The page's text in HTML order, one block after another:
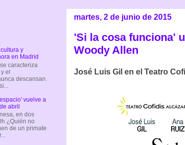
martes, 2 de junio de 2015
'Si la cosa funciona'
Woody Allen
José Luis Gil en el Teatro
y
en Madrid
caracteriza
el
descansan.
vuelve a
abril
en dos
¿Quién no
de un primate